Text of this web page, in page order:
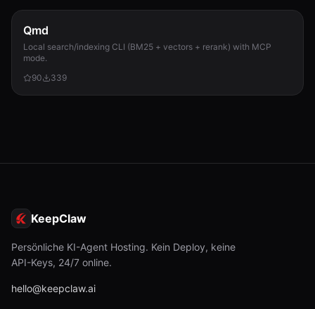
Qmd
Local search/indexing CLI (BM25 + vectors + rerank) with MCP
mode.
90
339
KeepClaw
Persönliche KI-Agent Hosting. Kein Deploy, keine
API-Keys, 24/7 online.
hello@keepclaw.ai